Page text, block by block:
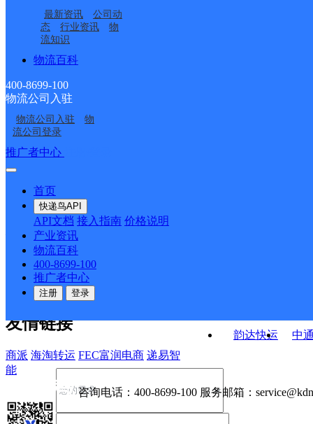
最新资讯
公司动
态
行业资讯
物
流知识
物流百科
400-8699-100
物流公司入驻
物流公司入驻
物
流公司登录
推广者中心
首页
快递鸟API
API文档 接入指南 价格说明
产业资讯
物流百科
400-8699-100
推广者中心
注册 登录
品嘉园分部
亦庄开发区
华北大兴区礼贤公司新
航城分部
华北顺达公司亦庄康定
街十三号寄存点分部
华北大兴区庞各庄公司
薛营便民服务站
华北大兴区黄村公司杨
各庄便民寄存点分部
北京大兴狼垡
韵达快运
中
接口API
API接口 DEMO下载
关于我们
公司介绍 企业动态
合作伙伴 快递鸟接口服务协议
户隐私政策
友情链接
商派 海淘转运 FEC富润电商 递易智
能
咨询电话： 400-8699-100 服务邮箱：